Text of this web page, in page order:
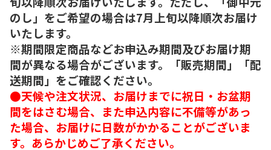
のし」をご希望の場合は7月上旬以降順次お届け
いたします。
※期間限定商品などお申込み期間及びお届け期
間が異なる場合がございます。「販売期間」「配
送期間」をご確認ください。
●天候や注文状況、お届けまでに祝日・お盆期
間をはさむ場合、また申込内容に不備等があっ
た場合、お届けに日数がかかることがございま
す。あらかじめご了承ください。